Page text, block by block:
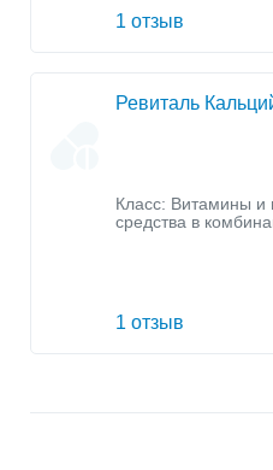
1 отзыв
Ревиталь
Класс: Витамины и
средства в
1 отзыв